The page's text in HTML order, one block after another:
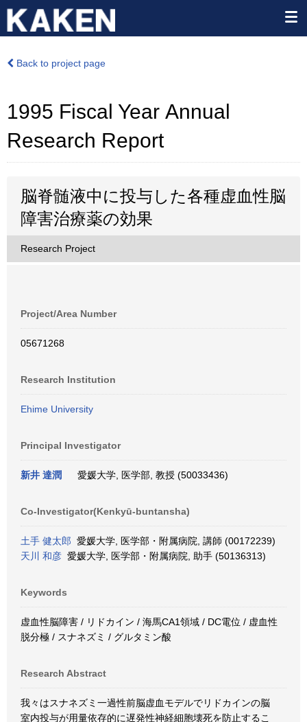
Back to project page
1995 Fiscal Year Annual
Research Report
脳脊髄液中に投与した各種虚血性脳
障害治療薬の効果
Research Project
Project/Area Number
05671268
Research Institution
Ehime University
Principal Investigator
新井 達潤 愛媛大学, 医学部, 教授 (50033436)
Co-Investigator(Kenkyū-buntansha)
土手 健太郎 愛媛大学, 医学部・附属病院, 講師 (00172239)
天川 和彦 愛媛大学, 医学部・附属病院, 助手 (50136313)
Keywords
虚血性脳障害 / リドカイン / 海馬CA1領域 / DC電位 / 虚血性
脱分極 / スナネズミ / グルタミン酸
Research Abstract
我々はスナネズミ一過性前脳虚血モデルでリドカインの脳
室内投与が用量依存的に遅発性神経細胞壊死を防止するこ